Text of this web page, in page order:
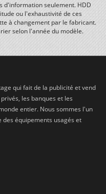
d'information seulement. HDD
ou l'exhaustivité de ces
à changement par le fabricant.
selon l'année du modèle.
qui fait de la publicité et vend
les banques et les
entier. Nous sommes l'un
équipements usagés et